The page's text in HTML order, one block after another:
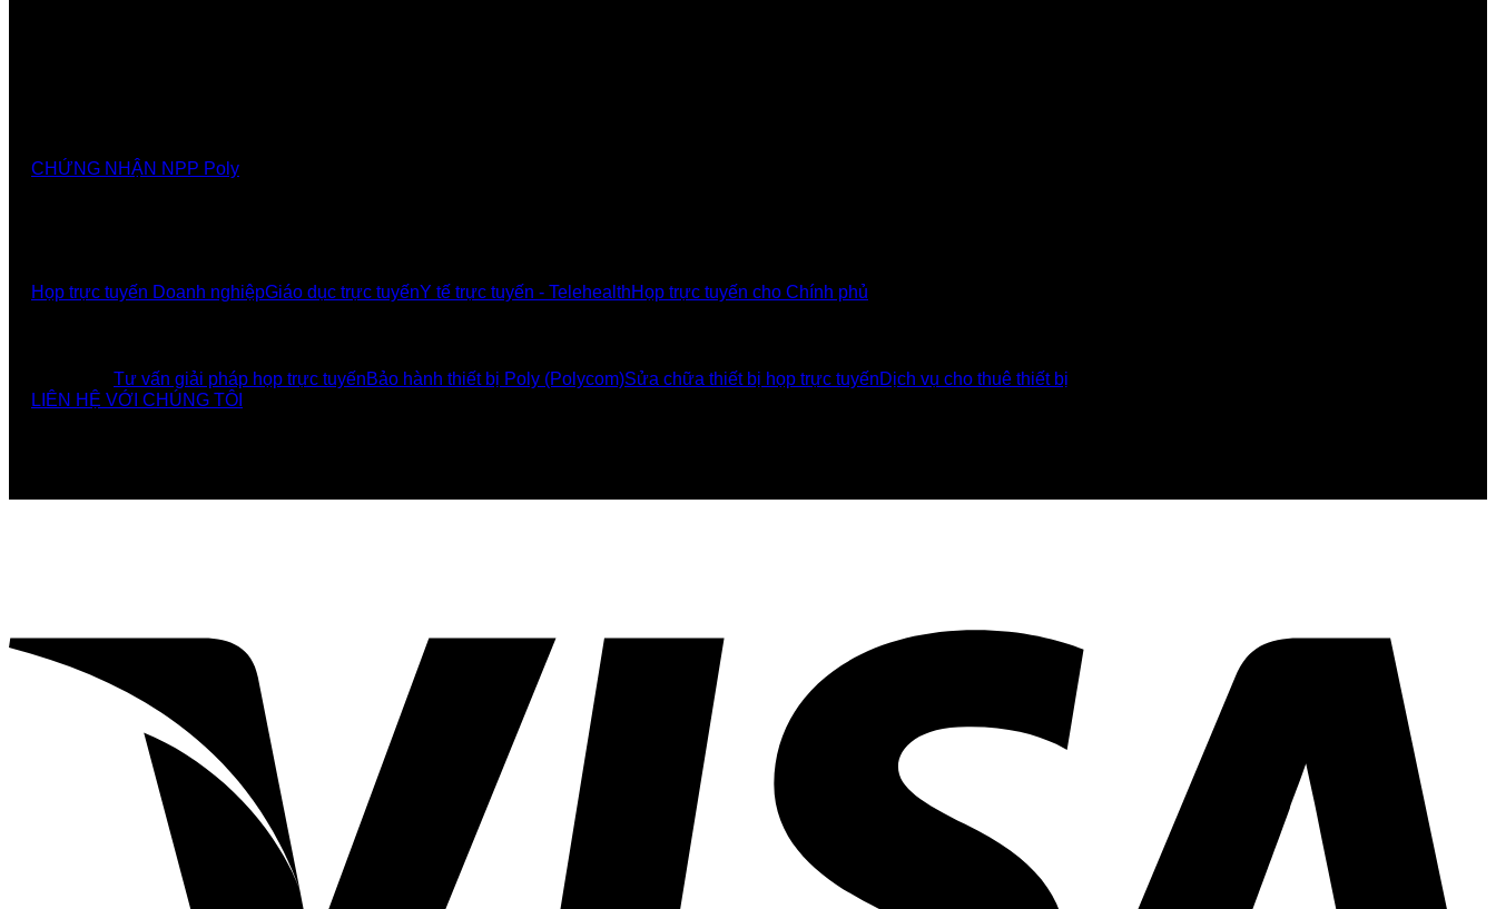
CHỨNG NHẬN NPP Poly
Họp trực tuyến Doanh nghiệpGiáo dục trực tuyếnY tế trực tuyến - TelehealthHọp trực tuyến cho Chính phủ
Tư vấn giải pháp họp trực tuyếnBảo hành thiết bị Poly (Polycom)Sửa chữa thiết bị họp trực tuyếnDịch vụ cho thuê thiết bị
LIÊN HỆ VỚI CHÚNG TÔI